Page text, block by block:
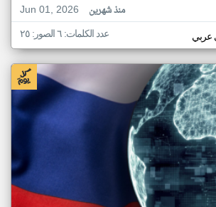
Jun 01, 2026
منذ شهرين
عربي عدد الكلمات: ٦ الصور: ٢٥